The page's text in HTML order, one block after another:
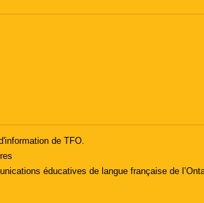
de TFO.
éducatives de langue française de